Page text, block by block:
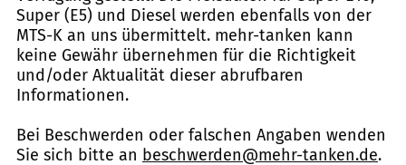
Super (E5) und Diesel werden ebenfalls von der
MTS-K an uns übermittelt. mehr-tanken kann
keine Gewähr übernehmen für die Richtigkeit
und/oder Aktualität dieser abrufbaren
Informationen.
Bei Beschwerden oder falschen Angaben wenden
Sie sich bitte an beschwerden@mehr-tanken.de.